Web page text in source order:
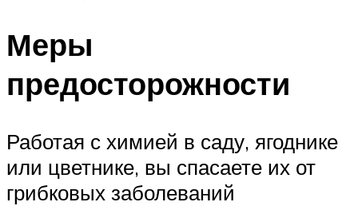
Меры
предосторожности
Работая с химией в саду, ягоднике
или цветнике, вы спасаете их от
грибковых заболеваний